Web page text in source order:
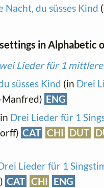
Nacht, du süsses Kind
in Alphabetic
Lieder für 1
süsses Kind (in Drei
ENG
Drei Lieder für 1
CAT CHI DUT
Lieder für 1
CAT CHI ENG